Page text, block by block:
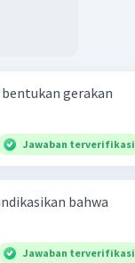
gerakan
Jawaban terverifikasi
bahwa
Jawaban terverifikasi